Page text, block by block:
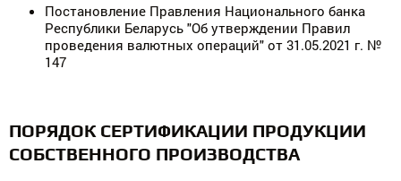
Постановление Правления Национального банка
Республики Беларусь "Об утверждении Правил
проведения валютных операций" от 31.05.2021 г. №
147
ПОРЯДОК СЕРТИФИКАЦИИ ПРОДУКЦИИ
СОБСТВЕННОГО ПРОИЗВОДСТВА